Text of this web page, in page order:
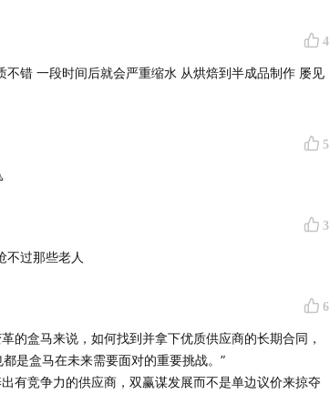
4
不错 一段时间后就会严重缩水 从烘焙到半成品制作 屡见
5
3
不过那些老人
6
的盒马来说，如何找到并拿下优质供应商的长期合同，
是盒马在未来需要面对的重要挑战。”
有竞争力的供应商，双赢谋发展而不是单边议价来掠夺